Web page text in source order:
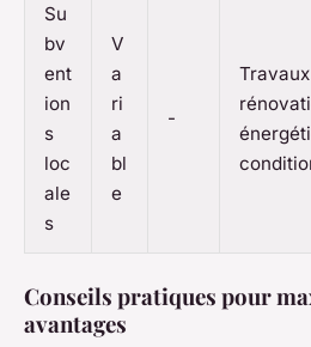
Su
bv
ent
ion
s
loc
ale
s
V
a
ri
a
bl
e
-
Conseils pratiques pour
avantages